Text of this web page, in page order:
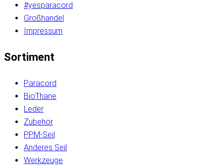
#yesparacord
Großhandel
Impressum
Sortiment
Paracord
BioThane
Leder
Zubehör
PPM-Seil
Anderes Seil
Werkzeuge